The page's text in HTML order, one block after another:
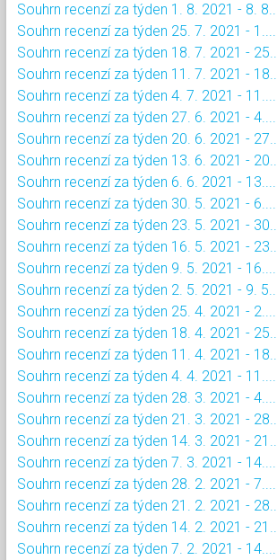
Souhrn recenzí za týden 1. 8. 2021 - 8. 8....
Souhrn recenzí za týden 25. 7. 2021 - 1....
Souhrn recenzí za týden 18. 7. 2021 - 25....
Souhrn recenzí za týden 11. 7. 2021 - 18....
Souhrn recenzí za týden 4. 7. 2021 - 11....
Souhrn recenzí za týden 27. 6. 2021 - 4....
Souhrn recenzí za týden 20. 6. 2021 - 27....
Souhrn recenzí za týden 13. 6. 2021 - 20....
Souhrn recenzí za týden 6. 6. 2021 - 13....
Souhrn recenzí za týden 30. 5. 2021 - 6....
Souhrn recenzí za týden 23. 5. 2021 - 30....
Souhrn recenzí za týden 16. 5. 2021 - 23....
Souhrn recenzí za týden 9. 5. 2021 - 16....
Souhrn recenzí za týden 2. 5. 2021 - 9. 5....
Souhrn recenzí za týden 25. 4. 2021 - 2....
Souhrn recenzí za týden 18. 4. 2021 - 25....
Souhrn recenzí za týden 11. 4. 2021 - 18....
Souhrn recenzí za týden 4. 4. 2021 - 11....
Souhrn recenzí za týden 28. 3. 2021 - 4....
Souhrn recenzí za týden 21. 3. 2021 - 28....
Souhrn recenzí za týden 14. 3. 2021 - 21....
Souhrn recenzí za týden 7. 3. 2021 - 14....
Souhrn recenzí za týden 28. 2. 2021 - 7....
Souhrn recenzí za týden 21. 2. 2021 - 28....
Souhrn recenzí za týden 14. 2. 2021 - 21....
Souhrn recenzí za týden 7. 2. 2021 - 14....